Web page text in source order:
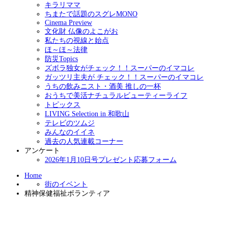
キラリママ
ちまたで話題のスグレMONO
Cinema Preview
文化財 仏像のよこがお
私たちの視線と始点
ほ～ほ～法律
防災Topics
ズボラ独女がチェック！！スーパーのイマコレ
ガッツリ主夫が チェック！！スーパーのイマコレ
うちの飲みニスト・酒美 推しの一杯
おうちで美活ナチュラルビューティーライフ
トピックス
LIVING Selection in 和歌山
テレビのツムジ
みんなのイイネ
過去の人気連載コーナー
アンケート
2026年1月10日号プレゼント応募フォーム
Home
街のイベント
精神保健福祉ボランティア